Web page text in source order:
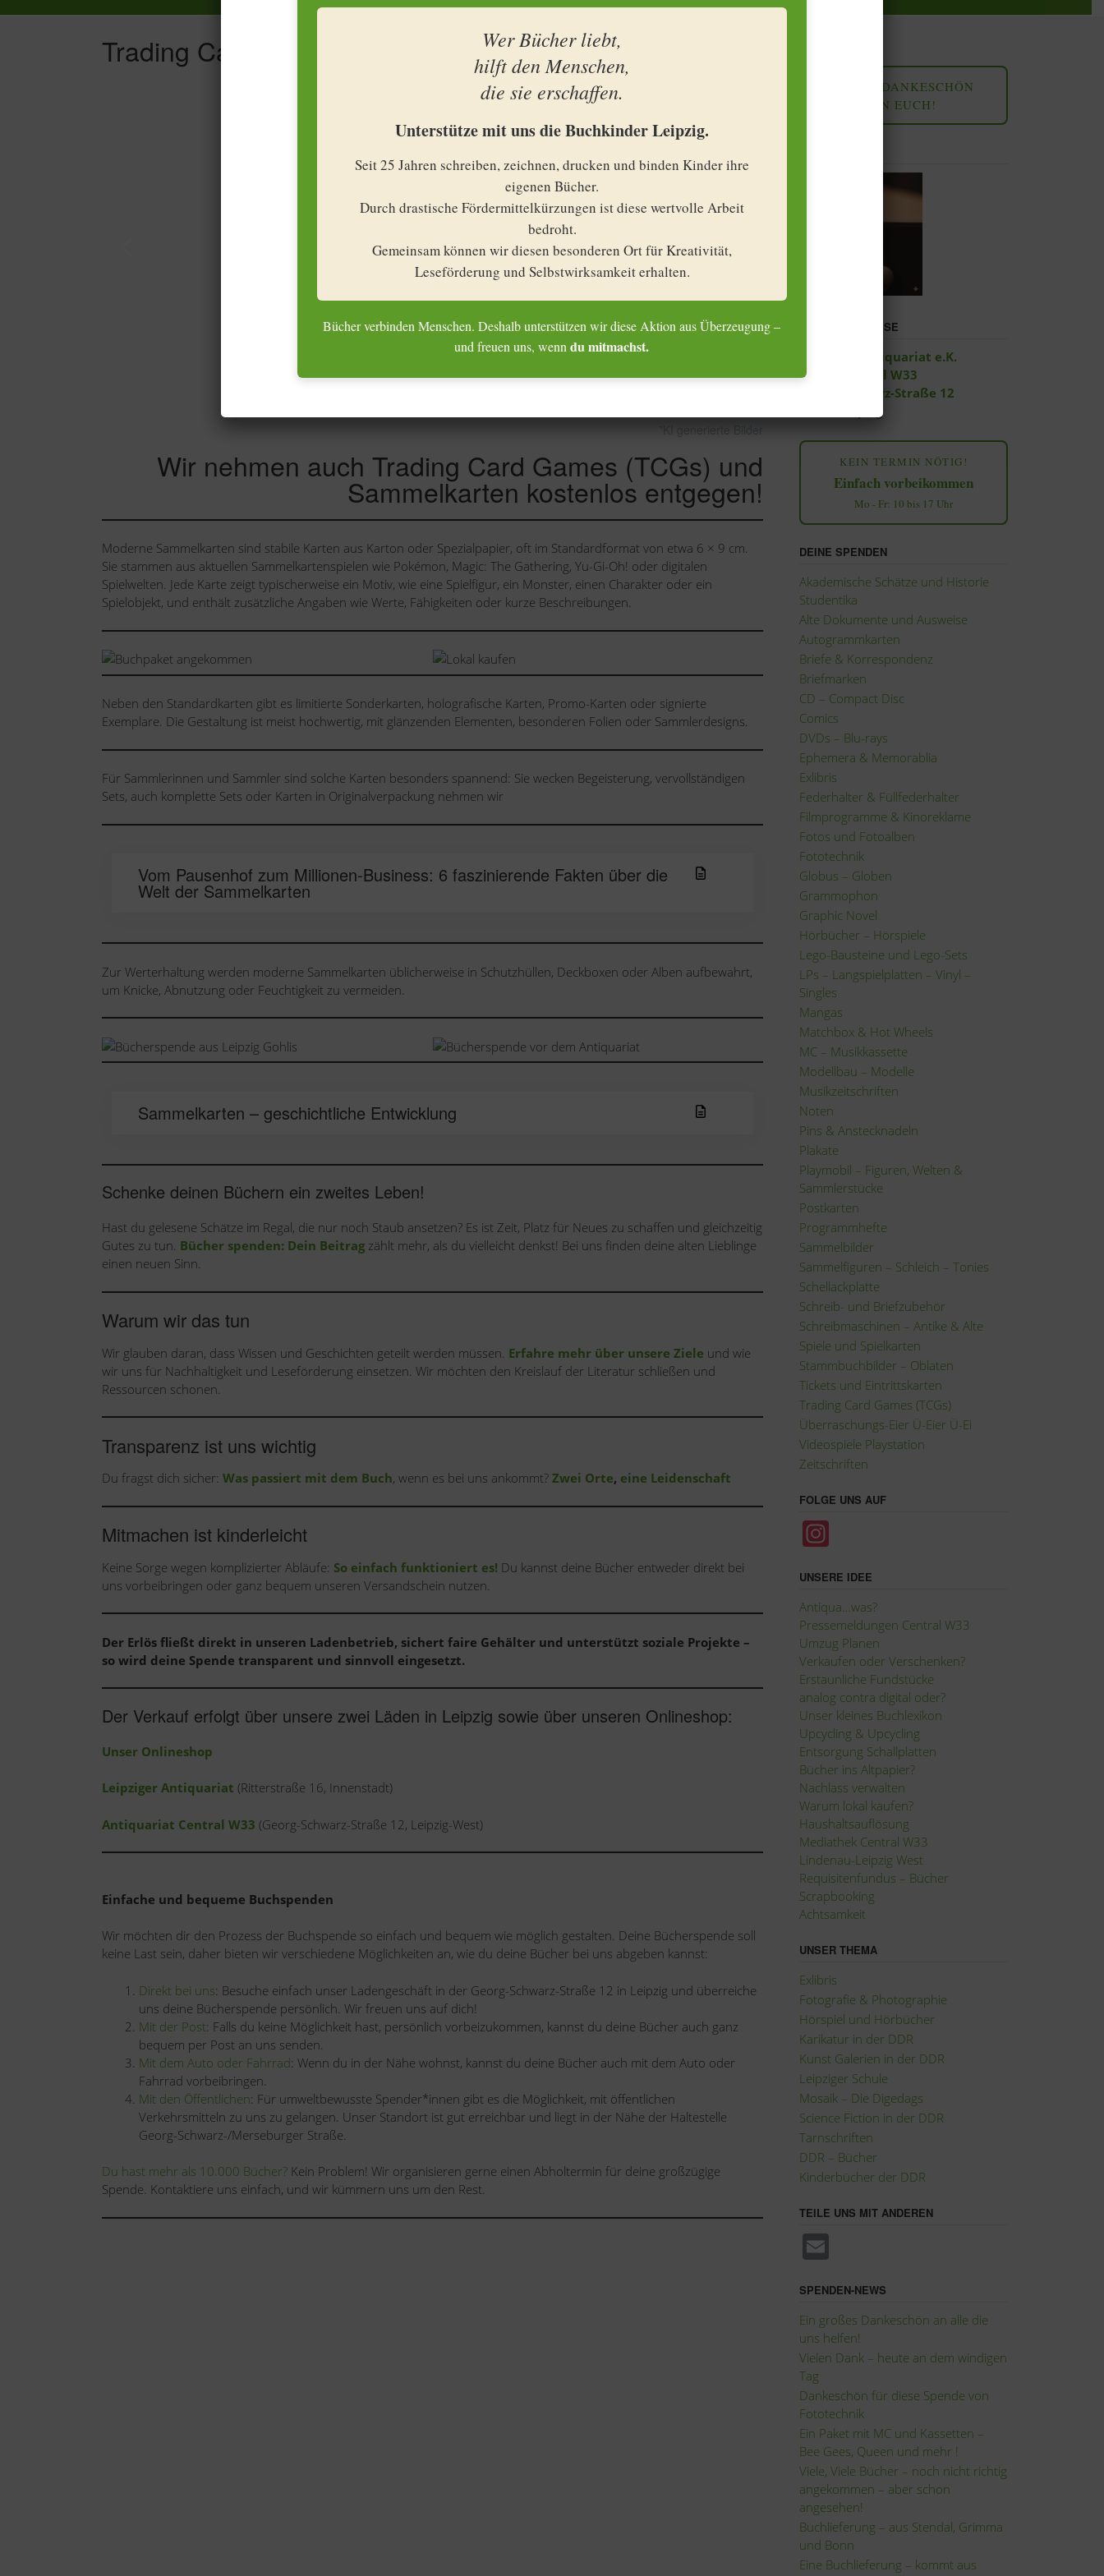
Trading Card Games (TCGs)
*KI generierte Bilder
Wir nehmen auch Trading Card Games (TCGs) und
Sammelkarten kostenlos entgegen!
Moderne Sammelkarten sind stabile Karten aus Karton oder Spezialpapier, oft im Standardformat von etwa 6 × 9 cm.
Sie stammen aus aktuellen Sammelkartenspielen wie Pokémon, Magic: The Gathering, Yu-Gi-Oh! oder digitalen
Spielwelten. Jede Karte zeigt typischerweise ein Motiv, wie eine Spielfigur, ein Monster, einen Charakter oder ein
Spielobjekt, und enthält zusätzliche Angaben wie Werte, Fähigkeiten oder kurze Beschreibungen.
Neben den Standardkarten gibt es limitierte Sonderkarten, holografische Karten, Promo-Karten oder signierte
Exemplare. Die Gestaltung ist meist hochwertig, mit glänzenden Elementen, besonderen Folien oder Sammlerdesigns.
Für Sammlerinnen und Sammler sind solche Karten besonders spannend: Sie wecken Begeisterung, vervollständigen
Sets, auch komplette Sets oder Karten in Originalverpackung nehmen wir
Vom Pausenhof zum Millionen-Business: 6 faszinierende Fakten über die
Welt der Sammelkarten
Zur Werterhaltung werden moderne Sammelkarten üblicherweise in Schutzhüllen, Deckboxen oder Alben aufbewahrt,
um Knicke, Abnutzung oder Feuchtigkeit zu vermeiden.
Sammelkarten – geschichtliche Entwicklung
Schenke deinen Büchern ein zweites Leben!
Hast du gelesene Schätze im Regal, die nur noch Staub ansetzen? Es ist Zeit, Platz für Neues zu schaffen und gleichzeitig
Gutes zu tun. Bücher spenden: Dein Beitrag zählt mehr, als du vielleicht denkst! Bei uns finden deine alten Lieblinge
einen neuen Sinn.
Warum wir das tun
Wir glauben daran, dass Wissen und Geschichten geteilt werden müssen. Erfahre mehr über unsere Ziele und wie
wir uns für Nachhaltigkeit und Leseförderung einsetzen. Wir möchten den Kreislauf der Literatur schließen und
Ressourcen schonen.
Transparenz ist uns wichtig
Du fragst dich sicher: Was passiert mit dem Buch, wenn es bei uns ankommt? Zwei Orte, eine Leidenschaft
Mitmachen ist kinderleicht
Keine Sorge wegen komplizierter Abläufe: So einfach funktioniert es! Du kannst deine Bücher entweder direkt bei
uns vorbeibringen oder ganz bequem unseren Versandschein nutzen.
Der Erlös fließt direkt in unseren Ladenbetrieb, sichert faire Gehälter und unterstützt soziale Projekte –
so wird deine Spende transparent und sinnvoll eingesetzt.
Der Verkauf erfolgt über unsere zwei Läden in Leipzig sowie über unseren Onlineshop:
Unser Onlineshop
Leipziger Antiquariat (Ritterstraße 16, Innenstadt)
Antiquariat Central W33 (Georg-Schwarz-Straße 12, Leipzig-West)
Einfache und bequeme Buchspenden
Wir möchten dir den Prozess der Buchspende so einfach und bequem wie möglich gestalten. Deine Bücherspende soll
keine Last sein, daher bieten wir verschiedene Möglichkeiten an, wie du deine Bücher bei uns abgeben kannst:
Direkt bei uns: Besuche einfach unser Ladengeschäft in der Georg-Schwarz-Straße 12 in Leipzig und überreiche
uns deine Bücherspende persönlich. Wir freuen uns auf dich!
Mit der Post: Falls du keine Möglichkeit hast, persönlich vorbeizukommen, kannst du deine Bücher auch ganz
bequem per Post an uns senden.
Mit dem Auto oder Fahrrad: Wenn du in der Nähe wohnst, kannst du deine Bücher auch mit dem Auto oder
Fahrrad vorbeibringen.
Mit den Öffentlichen: Für umweltbewusste Spender*innen gibt es die Möglichkeit, mit öffentlichen
Verkehrsmitteln zu uns zu gelangen. Unser Standort ist gut erreichbar und liegt in der Nähe der Haltestelle
Georg-Schwarz-/Merseburger Straße.
Du hast mehr als 10.000 Bücher? Kein Problem! Wir organisieren gerne einen Abholtermin für deine großzügige
Spende. Kontaktiere uns einfach, und wir kümmern uns um den Rest.
UNSER DANKESCHÖN
AN EUCH!
UNSERE ADRESSE
Leipziger Antiquariat e.K.
Filiale Central W33
Georg-Schwarz-Straße 12
04177 Leipzig
KEIN TERMIN NÖTIG!
Einfach vorbeikommen
Mo - Fr: 10 bis 17 Uhr
DEINE SPENDEN
Akademische Schätze und Historie
Studentika
Alte Dokumente und Ausweise
Autogrammkarten
Briefe & Korrespondenz
Briefmarken
CD – Compact Disc
Comics
DVDs – Blu-rays
Ephemera & Memorablia
Exlibris
Federhalter & Füllfederhalter
Filmprogramme & Kinoreklame
Fotos und Fotoalben
Fototechnik
Globus – Globen
Grammophon
Graphic Novel
Hörbücher – Hörspiele
Lego-Bausteine und Lego-Sets
LPs – Langspielplatten – Vinyl –
Singles
Mangas
Matchbox & Hot Wheels
MC – Musikkassette
Modellbau – Modelle
Musikzeitschriften
Noten
Pins & Anstecknadeln
Plakate
Playmobil – Figuren, Welten &
Sammlerstücke
Postkarten
Programmhefte
Sammelbilder
Sammelfiguren – Schleich – Tonies
Schellackplatte
Schreib- und Briefzubehör
Schreibmaschinen – Antike & Alte
Spiele und Spielkarten
Stammbuchbilder – Oblaten
Tickets und Eintrittskarten
Trading Card Games (TCGs)
Überraschungs-Eier Ü-Eier Ü-Ei
Videospiele Playstation
Zeitschriften
FOLGE UNS AUF
a
gr
a
m
UNSERE IDEE
Antiqua…was?
Pressemeldungen Central W33
Umzug Planen
Verkaufen oder Verschenken?
Erstaunliche Fundstücke
analog contra digital oder?
Unser kleines Buchlexikon
Upcycling & Upcycling
Entsorgung Schallplatten
Bücher ins Altpapier?
Nachlass verwalten
Warum lokal kaufen?
Haushaltsauflösung
Mediathek Central W33
Lindenau-Leipzig West
Requisitenfundus – Bücher
Scrapbooking
Achtsamkeit
UNSER THEMA
Exlibris
Fotografie & Photographie
Hörspiel und Hörbücher
Karikatur in der DDR
Kunst Galerien in der DDR
Leipziger Schule
Mosaik – Die Digedags
Science Fiction in der DDR
Tarnschriften
DDR – Bücher
Kinderbücher der DDR
TEILE UNS MIT ANDEREN
ail
SPENDEN-NEWS
Ein großes Dankeschön an alle die
uns helfen!
Vielen Dank – heute an dem windigen
Tag
Dankeschön für diese Spende von
Fototechnik
Ein Paket mit MC und Kassetten –
Bee Gees, Queen und mehr !
Viele, Viele Bücher – noch nicht richtig
angekommen – aber schon
angesehen!
Buchlieferung – aus Stendal, Grimma
und Bonn
Eine Buchlieferung – kommt aus
Wer Bücher liebt,
hilft den Menschen,
die sie erschaffen.
Unterstütze mit uns die Buchkinder Leipzig.
Seit 25 Jahren schreiben, zeichnen, drucken und binden Kinder ihre
eigenen Bücher.
Durch drastische Fördermittelkürzungen ist diese wertvolle Arbeit
bedroht.
Gemeinsam können wir diesen besonderen Ort für Kreativität,
Leseförderung und Selbstwirksamkeit erhalten.
Bücher verbinden Menschen. Deshalb unterstützen wir diese Aktion aus Überzeugung –
und freuen uns, wenndu mitmachst.